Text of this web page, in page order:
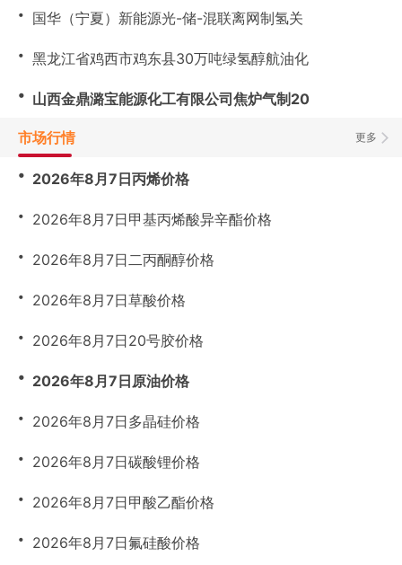
・ 国华（宁夏）新能源光-储-混联离网制氢关
・ 黑龙江省鸡西市鸡东县30万吨绿氢醇航油化
・ 山西金鼎潞宝能源化工有限公司焦炉气制20
更多
市场行情
・ 2026年8月7日丙烯价格
・ 2026年8月7日甲基丙烯酸异辛酯价格
・ 2026年8月7日二丙酮醇价格
・ 2026年8月7日草酸价格
・ 2026年8月7日20号胶价格
・ 2026年8月7日原油价格
・ 2026年8月7日多晶硅价格
・ 2026年8月7日碳酸锂价格
・ 2026年8月7日甲酸乙酯价格
・ 2026年8月7日氟硅酸价格